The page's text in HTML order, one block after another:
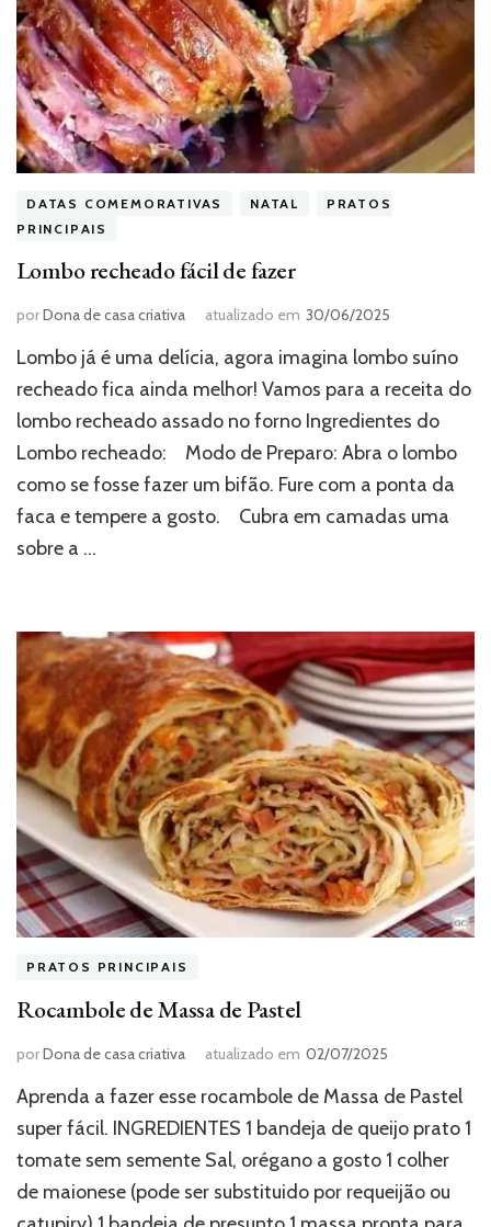
DATAS COMEMORATIVAS NATAL
PRATOS
PRINCIPAIS
Lombo recheado fácil de fazer
porDona de casa criativa atualizado em 30/06/2025
Lombo já é uma delícia, agora imagina lombo suíno
recheado fica ainda melhor! Vamos para a receita do
lombo recheado assado no forno Ingredientes do
Lombo recheado:⠀ Modo de Preparo: Abra o lombo
como se fosse fazer um bifão. Fure com a ponta da
faca e tempere a gosto.⠀ Cubra em camadas uma
sobre a …
PRATOS PRINCIPAIS
Rocambole de Massa de Pastel
porDona de casa criativa atualizado em 02/07/2025
Aprenda a fazer esse rocambole de Massa de Pastel
super fácil. INGREDIENTES 1 bandeja de queijo prato 1
tomate sem semente Sal, orégano a gosto 1 colher
de maionese (pode ser substituido por requeijão ou